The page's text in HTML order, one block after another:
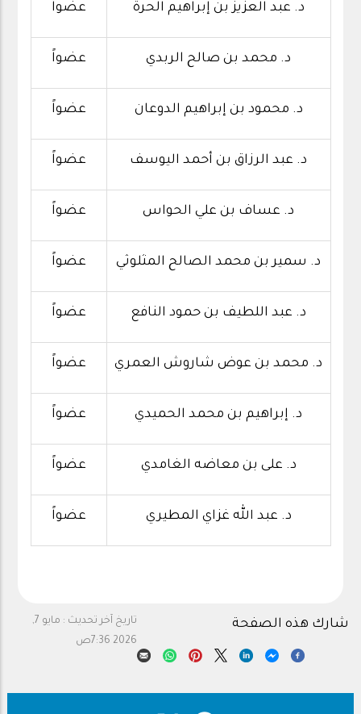
د. عبد العزيز بن إبراهيم الحرة عضواً
د. محمد بن صالح الربدي عضواً
د. محمود بن إبراهيم الدوعان عضواً
د. عبد الرزاق بن أحمد اليوسف عضواً
د. عساف بن علي الحواس عضواً
د. سمير بن محمد الصالح المثلوثي عضواً
د. عبد اللطيف بن حمود النافع عضواً
د. محمد بن عوض شاروش العمري عضواً
د. إبراهيم بن محمد الحميدي عضواً
د. على بن معاضه الغامدي عضواً
د. عبد الله غزاي المطيري عضواً
تاريخ آخر تحديث :
مايو 7,
2026 7:36ص
شارك هذه الصفحة